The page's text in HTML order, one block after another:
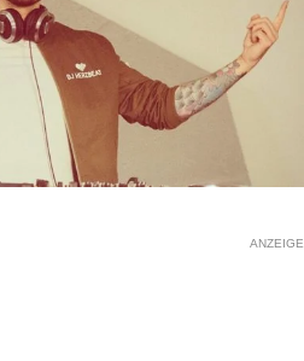
ANZEIGE